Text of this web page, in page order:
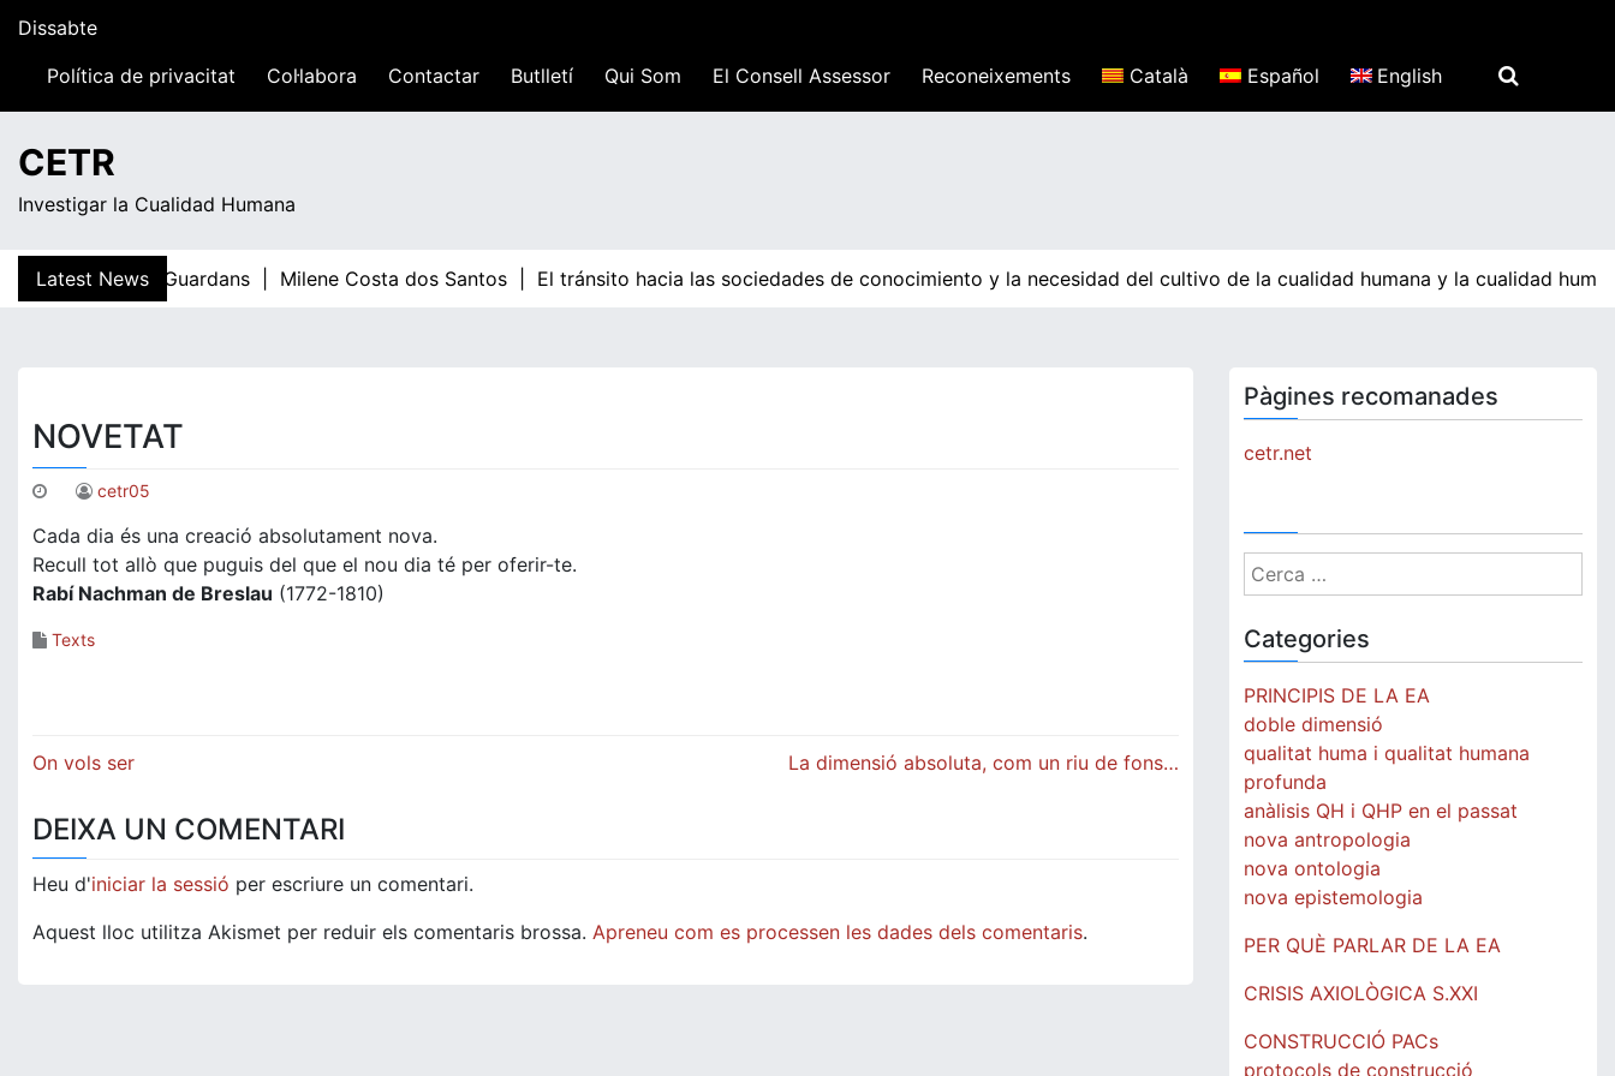
content
Dissabte
04:17Política de privacitat Col·labora Contactar Butlletí Qui Som El Consell Assessor Reconeixements Català Español English
CETR
Investigar la Cualidad Humana
Latest News
Teresa Guardans | Milene Costa dos Santos | El tránsito hacia las sociedades de conocimiento y la necesidad del cultivo de la cualidad humana y la cualidad
NOVETAT
cetr05
Cada dia és una creació absolutament nova.
Recull tot allò que puguis del que el nou dia té per oferir-te.
Rabí Nachman de Breslau (1772-1810)
Texts
Navegació
On vols ser La dimensió absoluta, com un riu de fons…
DEIXA UN COMENTARI
Heu d'iniciar la sessió per escriure un comentari.
Aquest lloc utilitza Akismet per reduir els comentaris brossa. Apreneu com es processen les dades dels comentaris.
Pàgines recomanades
cetr.net
Cerca:
Categories
PRINCIPIS DE LA EA
doble dimensió
qualitat huma i qualitat humana
profunda
anàlisis QH i QHP en el passat
nova antropologia
nova ontologia
nova epistemologia
PER QUÈ PARLAR DE LA EA
CRISIS AXIOLÒGICA S.XXI
CONSTRUCCIÓ PACs
protocols de construcció